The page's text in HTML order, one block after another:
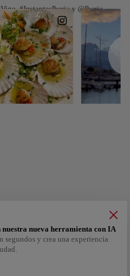
#InstantesIberia y @Iberia
el corazón tus favoritos para crear
Obtén un itinerario personalizado
en sólo dos pasos y descargable
nueva herramienta con IA
segundos y crea una experiencia